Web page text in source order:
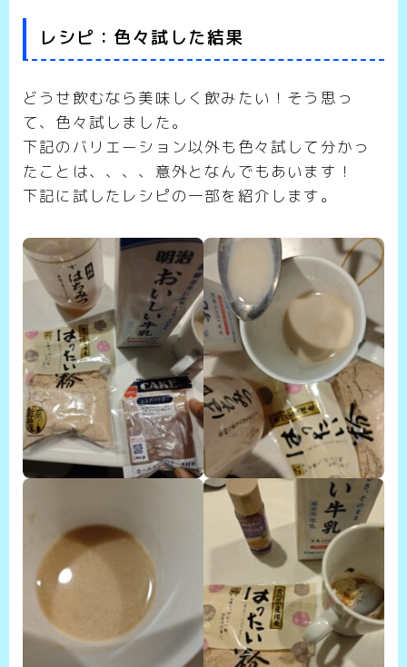
レシピ：色々試した結果
どうせ飲むなら美味しく飲みたい！そう思っ
て、色々試しました。
下記のバリエーション以外も色々試して分かっ
たことは、、、、意外となんでもあいます！
下記に試したレシピの一部を紹介します。